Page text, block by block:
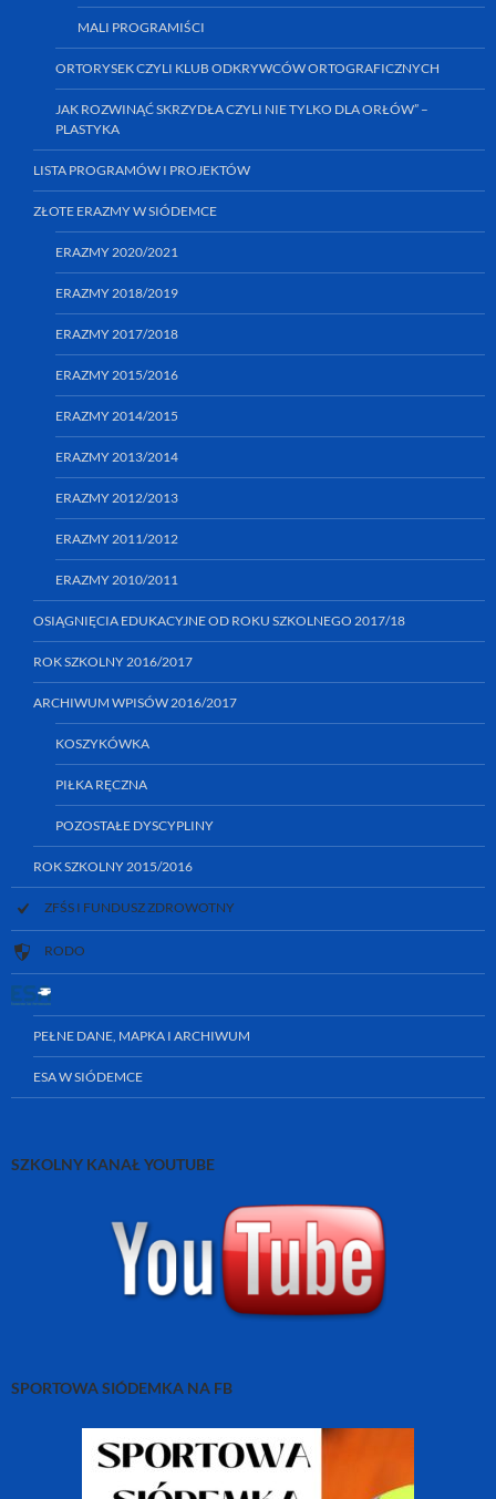
MALI PROGRAMIŚCI
ORTORYSEK CZYLI KLUB ODKRYWCÓW ORTOGRAFICZNYCH
JAK ROZWINĄĆ SKRZYDŁA CZYLI NIE TYLKO DLA ORŁÓW” –
PLASTYKA
LISTA PROGRAMÓW I PROJEKTÓW
ZŁOTE ERAZMY W SIÓDEMCE
ERAZMY 2020/2021
ERAZMY 2018/2019
ERAZMY 2017/2018
ERAZMY 2015/2016
ERAZMY 2014/2015
ERAZMY 2013/2014
ERAZMY 2012/2013
ERAZMY 2011/2012
ERAZMY 2010/2011
OSIĄGNIĘCIA EDUKACYJNE OD ROKU SZKOLNEGO 2017/18
ROK SZKOLNY 2016/2017
ARCHIWUM WPISÓW 2016/2017
KOSZYKÓWKA
PIŁKA RĘCZNA
POZOSTAŁE DYSCYPLINY
ROK SZKOLNY 2015/2016
ZFŚS I FUNDUSZ ZDROWOTNY
RODO
PEŁNE DANE, MAPKA I ARCHIWUM
ESA W SIÓDEMCE
SZKOLNY KANAŁ YOUTUBE
SPORTOWA SIÓDEMKA NA FB